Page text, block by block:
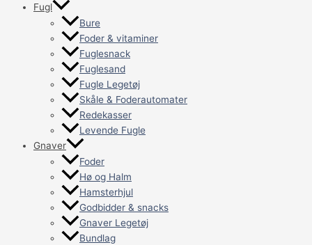
Fugl
Bure
Foder & vitaminer
Fuglesnack
Fuglesand
Fugle Legetøj
Skåle & Foderautomater
Redekasser
Levende Fugle
Gnaver
Foder
Hø og Halm
Hamsterhjul
Godbidder & snacks
Gnaver Legetøj
Bundlag